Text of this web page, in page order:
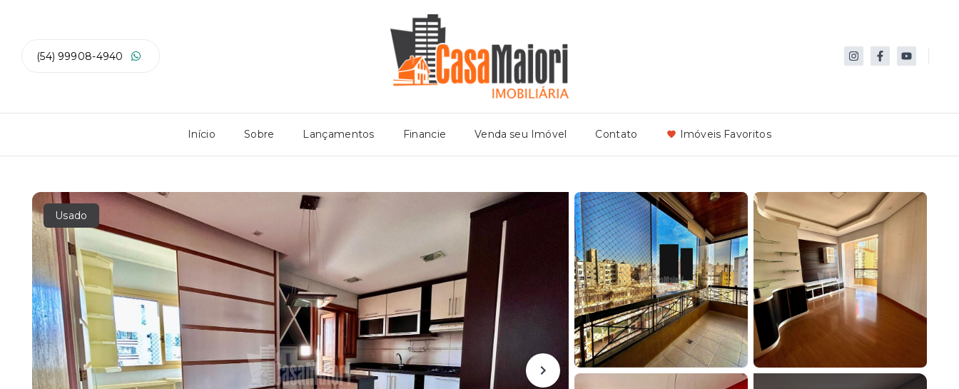
(54) 99908-4940
Início Sobre Lançamentos Financie Venda seu Imóvel Contato Imóveis Favoritos
Usado